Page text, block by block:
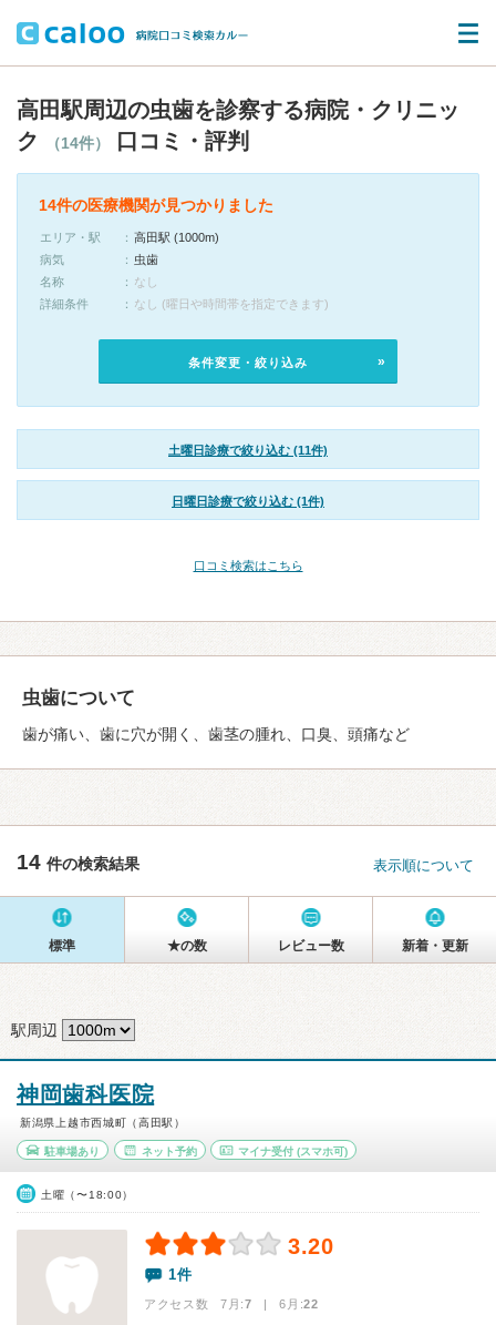
高田駅周辺の虫歯を診察する病院・クリニッ
ク
（14件） 口コミ・評判
14件の医療機関が見つかりました
エリア・駅
高田駅 (1000m)
病気
虫歯
名称
なし
詳細条件
なし (曜日や時間帯を指定できます)
条件変更・絞り込み
土曜日診療で絞り込む (11件)
日曜日診療で絞り込む (1件)
口コミ検索はこちら
虫歯について
歯が痛い、歯に穴が開く、歯茎の腫れ、口臭、頭痛など
14 件の検索結果 表示順について
標準 ★の数 レビュー数 新着・更新
駅周辺
神岡歯科医院
新潟県上越市西城町（高田駅）
駐車場あり ネット予約 マイナ受付 (スマホ可)
土曜（〜18:00）
3.20
1件
アクセス数 7月:7 | 6月:22